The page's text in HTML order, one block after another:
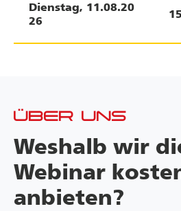
Dienstag, 11.08.20
26
ÜBER UNS
Weshalb wir
Webinar
anbieten?